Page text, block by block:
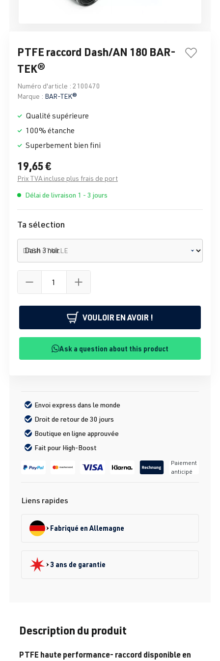
PTFE raccord Dash/AN 180 BAR-
TEK®
Numéro d'article : 2100470
Marque : BAR-TEK®
Qualité supérieure
100% étanche
Superbement bien fini
19,65 €
Prix TVA incluse plus frais de port
Délai de livraison 1 - 3 jours
Ta sélection
DASH - TAILLE
VOULOIR EN AVOIR !
Ask a question about this product
Envoi express dans le monde
Droit de retour de 30 jours
Boutique en ligne approuvée
Fait pour High-Boost
Paiement
anticipé
Liens rapides
Fabriqué en Allemagne
3 ans de garantie
Description du produit
PTFE haute performance- raccord disponible en